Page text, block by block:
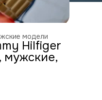
модели
Hilfiger
мужские,